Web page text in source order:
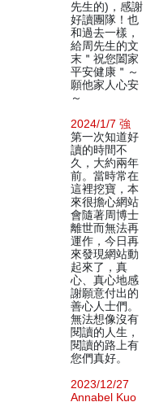
先生的)，感謝
好讀團隊！也
和過去一樣，
給周先生的文
末＂祝您闔家
平安健康＂～
願他家人心安
～
2024/1/7 強
第一次知道好
讀的時間不
久，大約兩年
前。當時常在
這裡挖寶，本
來很擔心網站
會隨著周博士
離世而無法再
運作，今日再
來發現網站動
起來了，真
心、真心地感
謝願意付出的
善心人士們。
無法想像沒有
閱讀的人生，
閱讀的路上有
您們真好。
2023/12/27
Annabel Kuo